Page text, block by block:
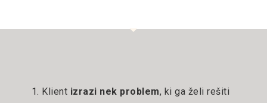
Klient izrazi nek problem, ki ga želi rešiti